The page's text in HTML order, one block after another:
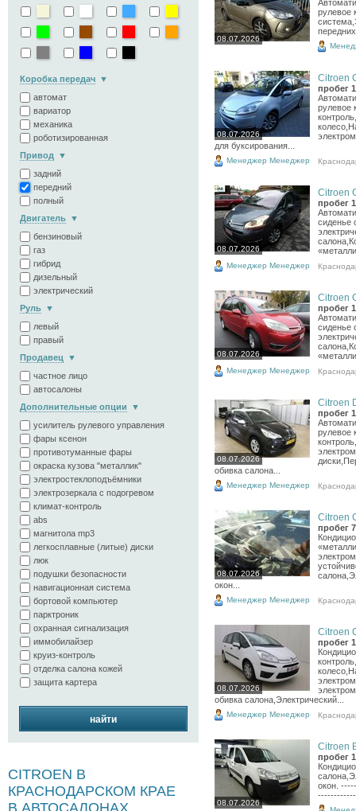
Коробка передач
автомат
вариатор
механика
роботизированная
Привод
задний
передний
полный
Двигатель
бензиновый
газ
гибрид
дизельный
электрический
Руль
левый
правый
Продавец
частное лицо
автосалоны
Дополнительные опции
усилитель рулевого управления
фары ксенон
противотуманные фары
окраска кузова "металлик"
электростеклоподъёмники
электрозеркала с подогревом
климат-контроль
abs
магнитола mp3
легкосплавные (литые) диски
люк
подушки безопасности
навигационная система
бортовой компьютер
парктроник
охранная сигнализация
иммобилайзер
круиз-контроль
отделка салона кожей
защита картера
найти
CITROEN В
КРАСНОДАРСКОМ КРАЕ
В АВТОСАЛОНАХ
08.07.2026
рулевое
08.07.2026
Citroen
пробег
рулевое
для буксирования...
Менеджер Менеджер
08.07.2026
Citroen
пробег
сиденье
Менеджер Менеджер
08.07.2026
Citroen
пробег
сиденье
Менеджер Менеджер
08.07.2026
Citroen
пробег
рулевое
обивка салона...
Менеджер Менеджер
08.07.2026
Citroen
пробег
окон...
Менеджер Менеджер
08.07.2026
Citroen
пробег
обивка салона,Электрический...
Менеджер Менеджер
08.07.2026
Citroen
пробег
окон.